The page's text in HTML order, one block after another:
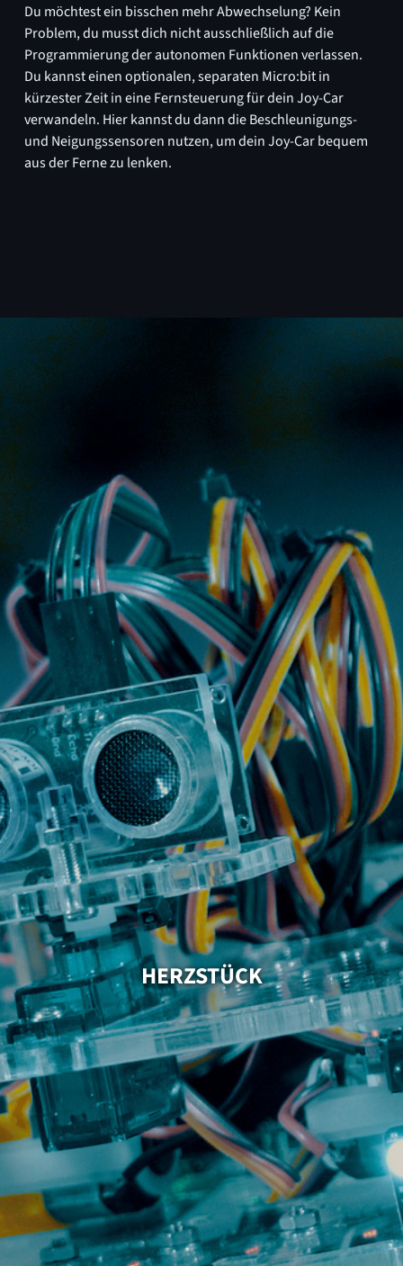
Du möchtest ein bisschen mehr Abwechselung? Kein
Problem, du musst dich nicht ausschließlich auf die
Programmierung der autonomen Funktionen verlassen.
Du kannst einen optionalen, separaten Micro:bit in
kürzester Zeit in eine Fernsteuerung für dein Joy-Car
verwandeln. Hier kannst du dann die Beschleunigungs-
und Neigungssensoren nutzen, um dein Joy-Car bequem
aus der Ferne zu lenken.
HERZSTÜCK